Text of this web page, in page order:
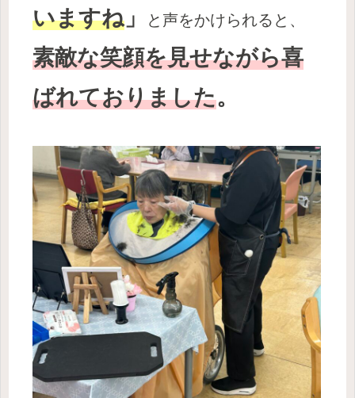
いますね」 と声をかけられると、
素敵な笑顔を見せながら喜
ばれておりました。